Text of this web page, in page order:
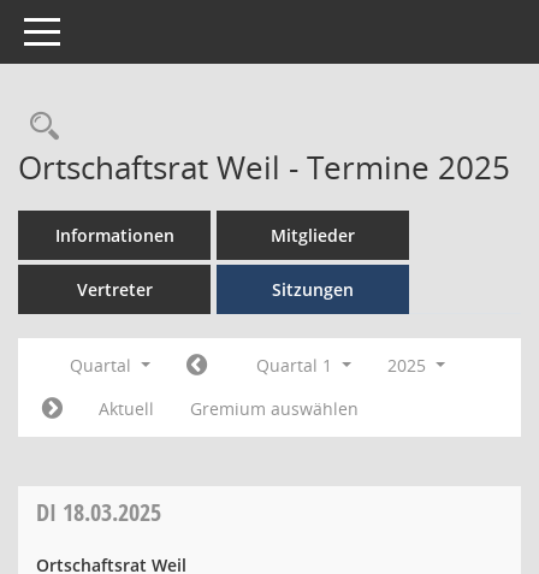
Toggle navigation
Ortschaftsrat Weil - Termine 2025
Informationen Mitglieder
Vertreter Sitzungen
Quartal Quartal 1
2025
Aktuell
Gremium auswählen
DI 18.03.2025
Ortschaftsrat Weil